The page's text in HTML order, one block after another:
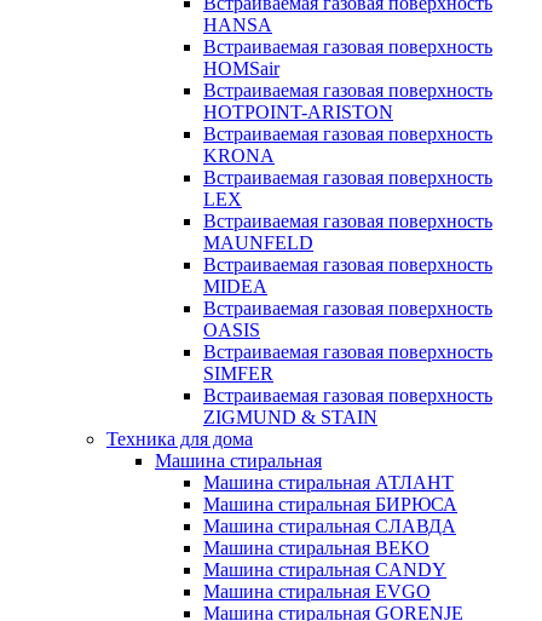
HANSA
Встраиваемая газовая поверхность
HOMSair
Встраиваемая газовая поверхность
HOTPOINT-ARISTON
Встраиваемая газовая поверхность
KRONA
Встраиваемая газовая поверхность
LEX
Встраиваемая газовая поверхность
MAUNFELD
Встраиваемая газовая поверхность
MIDEA
Встраиваемая газовая поверхность
OASIS
Встраиваемая газовая поверхность
SIMFER
Встраиваемая газовая поверхность
ZIGMUND & STAIN
Техника для дома
Машина стиральная
Машина стиральная АТЛАНТ
Машина стиральная БИРЮСА
Машина стиральная СЛАВДА
Машина стиральная BEKO
Машина стиральная CANDY
Машина стиральная EVGO
Машина стиральная GORENJE